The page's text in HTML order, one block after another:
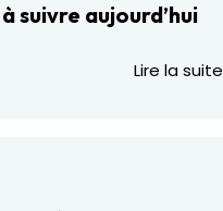
suivre aujourd’hui
Lire la suite